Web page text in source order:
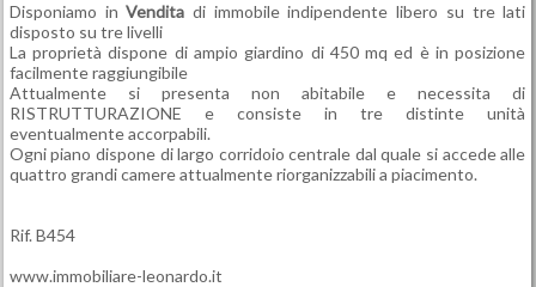
Disponiamo inVendita di immobile indipendente libero su tre lati
disposto su tre livelli
La proprietà dispone di ampio giardino di 450 mq ed è in posizione
facilmente raggiungibile
Attualmente si presenta non abitabile e necessita di
RISTRUTTURAZIONE e consiste in tre distinte unità
eventualmente accorpabili.
Ogni piano dispone di largo corridoio centrale dal quale si accede alle
quattro grandi camere attualmente riorganizzabili a piacimento.
Rif. B454
www.immobiliare-leonardo.it